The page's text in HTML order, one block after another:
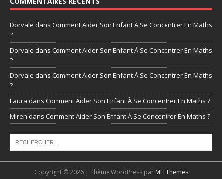
Dorvale dans Comment Aider Son Enfant À Se Concentrer En Maths
?
Dorvale dans Comment Aider Son Enfant À Se Concentrer En Maths
?
Dorvale dans Comment Aider Son Enfant À Se Concentrer En Maths
?
Laura dans Comment Aider Son Enfant À Se Concentrer En Maths ?
Miren dans Comment Aider Son Enfant À Se Concentrer En Maths ?
Copyright © 2026 | Thème WordPress par MH Themes